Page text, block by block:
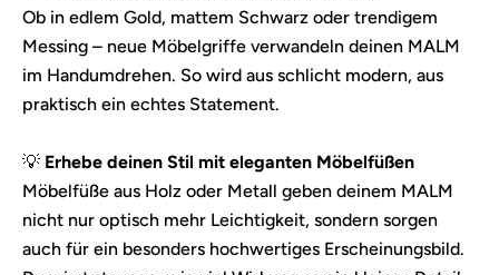
Ob in edlem Gold, mattem Schwarz oder trendigem
Messing – neue Möbelgriffe verwandeln deinen MALM
im Handumdrehen. So wird aus schlicht modern, aus
praktisch ein echtes Statement.
💡 Erhebe deinen Stil mit eleganten Möbelfüßen
Möbelfüße aus Holz oder Metall geben deinem MALM
nicht nur optisch mehr Leichtigkeit, sondern sorgen
auch für ein besonders hochwertiges Erscheinungsbild.